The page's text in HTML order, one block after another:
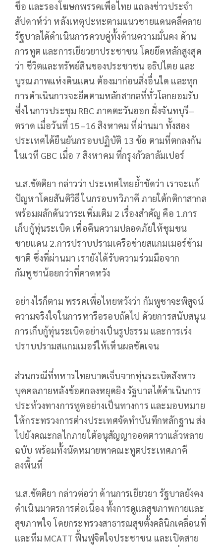
ชื่อ และรองโฆษกพรรคเพื่อไทย แถลงข่าวประจำ
สัปดาห์ว่า หลังเหตุปะทะตามแนวชายแดนคลี่คลาย
รัฐบาลได้ดำเนินการควบคู่ทั้งด้านความมั่นคง ด้าน
การทูต และการเยียวยาประชาชน โดยยึดหลักสูงสุด
ว่า ชีวิตและทรัพย์สินของประชาชน อธิปไตย และ
บูรณภาพแห่งดินแดน ต้องมาก่อนสิ่งอื่นใด และทุก
การดำเนินการจะยึดตามหลักสากลที่ทั่วโลกยอมรับ
ซึ่งในการประชุม RBC ภาคตะวันออก ฝั่งจันทบุรี–
ตราด เมื่อวันที่ 15–16 สิงหาคม ที่ผ่านมา ทั้งสอง
ประเทศได้ยืนยันกรอบปฏิบัติ 13 ข้อ ตามที่ตกลงกัน
ในเวที GBC เมื่อ 7 สิงหาคม ที่กรุงกัวลาลัมเปอร์
น.ส.ขัตติยา กล่าวว่า ประเทศไทยย้ำชัดว่า เราจะแก้
ปัญหาโดยสันติวิธี ในกรอบทวิภาคี ภายใต้กติกาสากล
พร้อมผลักดันวาระเพิ่มเติม 2 เรื่องสำคัญ คือ 1.การ
เก็บกู้ทุ่นระเบิด เพื่อคืนความปลอดภัยให้ชุมชน
ชายแดน 2.การปราบปรามเครือข่ายสแกมเมอร์ข้าม
ชาติ ซึ่งที่ผ่านมา เรายังได้รับความร่วมมือจาก
กัมพูชาน้อยกว่าที่คาดหวัง
อย่างไรก็ตาม พรรคเพื่อไทยหวังว่า กัมพูชาจะพิสูจน์
ความจริงใจในการหารือรอบถัดไป ด้วยการสนับสนุน
การเก็บกู้ทุ่นระเบิดอย่างเป็นรูปธรรม และการเร่ง
ปราบปรามสแกมเมอร์ให้เห็นผลชัดเจน
ส่วนกรณีที่ทหารไทยบาดเจ็บจากทุ่นระเบิดสังหาร
บุคคลภายหลังข้อตกลงหยุดยิง รัฐบาลได้ดำเนินการ
ประท้วงทางการทูตอย่างเป็นทางการ และมอบหมาย
ให้กระทรวงการต่างประเทศจัดทำบันทึกหลักฐาน ส่ง
ไปยังคณะกลไกภายใต้อนุสัญญาออตตาวาแล้วหลาย
ฉบับ พร้อมทั้งนัดหมายพาคณะทูตประเทศภาคี
ลงพื้นที่
น.ส.ขัตติยา กล่าวต่อว่า ด้านการเยียวยา รัฐบาลยังคง
ดำเนินมาตรการต่อเนื่อง ทั้งการดูแลสุขภาพกายและ
สุขภาพใจ โดยกระทรวงสาธารณสุขตั้งคลินิกเคลื่อนที่
และทีม MCATT ฟื้นฟูจิตใจประชาชน และเปิดสาย